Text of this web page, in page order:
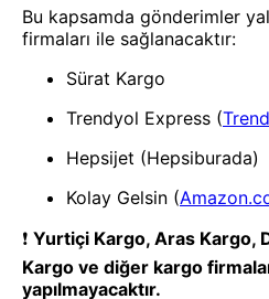
Duvar Dekorasyon Ürünü
Mey İthalat® Modern Rock
Serisi: Siyah Lazer Kesim Gitar
Figürlü Çoklu Anı Çerçevesi
35x50CM